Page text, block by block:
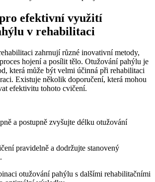
efektivní využití
v rehabilitaci
zahrnují různé inovativní metody,
hojení a posílit tělo. Otužování pahýlu je
která může být velmi účinná při rehabilitaci
Existuje několik doporučení, která mohou
efektivitu tohoto cvičení.
a postupně zvyšujte délku otužování
pravidelně a dodržujte stanovený
otužování pahýlu s dalšími rehabilitačními